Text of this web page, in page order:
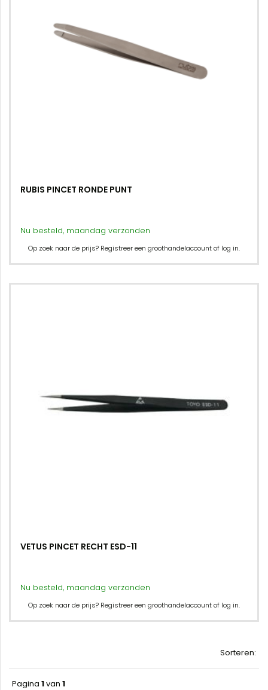
RUBIS PINCET RONDE PUNT
Nu besteld, maandag verzonden
Op zoek naar de prijs? Registreer een groothandelaccount of log in.
VETUS PINCET RECHT ESD-11
Nu besteld, maandag verzonden
Op zoek naar de prijs? Registreer een groothandelaccount of log in.
Sorteren:
Pagina 1van 1